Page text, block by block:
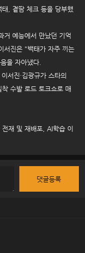
, 곁땀 체크 등을 당부했
거 예능에서 만났던 기억
서진은 "백태가 자주 끼는
을 자아냈다.
서진·김광규가 스타의
수발 로드 토크쇼로 매
재 및 재배포, AI학습 이
댓글등록